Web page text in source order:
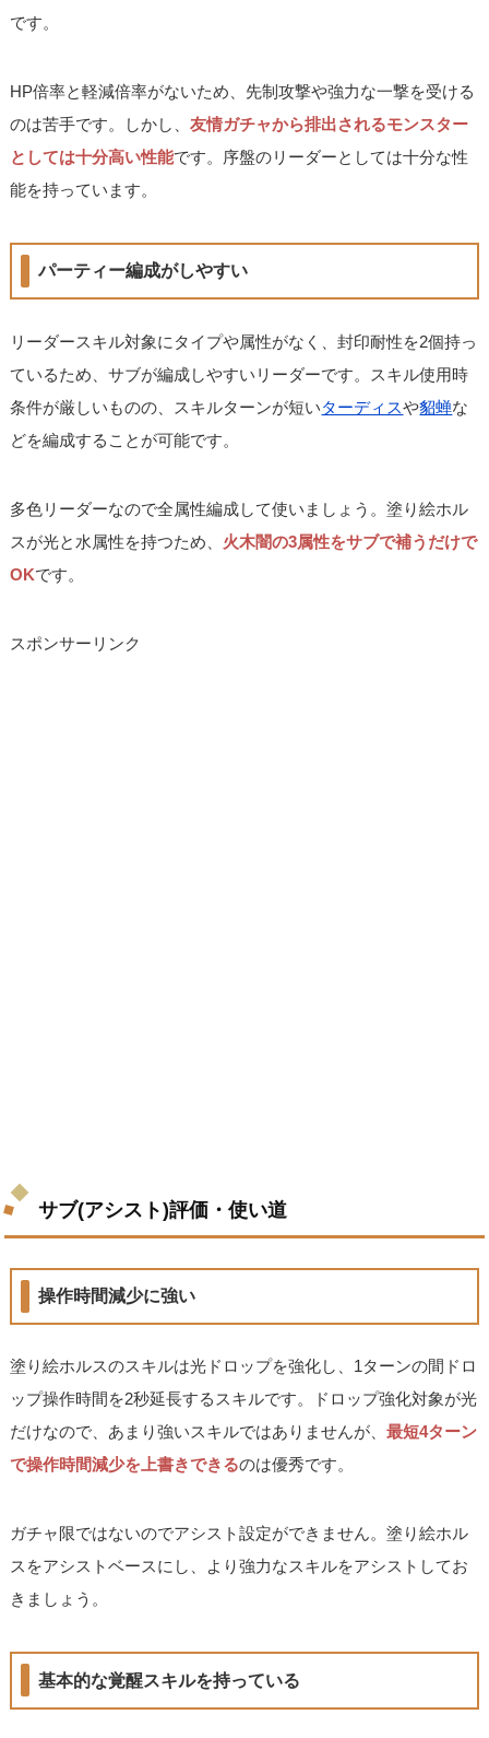
です。
HP倍率と軽減倍率がないため、先制攻撃や強力な一撃を受ける
のは苦手です。しかし、友情ガチャから排出されるモンスター
としては十分高い性能です。序盤のリーダーとしては十分な性
能を持っています。
パーティー編成がしやすい
リーダースキル対象にタイプや属性がなく、封印耐性を2個持っ
ているため、サブが編成しやすいリーダーです。スキル使用時
条件が厳しいものの、スキルターンが短いターディスや貂蝉な
どを編成することが可能です。
多色リーダーなので全属性編成して使いましょう。塗り絵ホル
スが光と水属性を持つため、 火木闇の3属性をサブで補うだけで
OKです。
スポンサーリンク
サブ(アシスト)評価・使い道
操作時間減少に強い
塗り絵ホルスのスキルは光ドロップを強化し、1ターンの間ドロ
ップ操作時間を2秒延長するスキルです。ドロップ強化対象が光
だけなので、あまり強いスキルではありませんが、最短4ターン
で操作時間減少を上書きできるのは優秀です。
ガチャ限ではないのでアシスト設定ができません。塗り絵ホル
スをアシストベースにし、より強力なスキルをアシストしてお
きましょう。
基本的な覚醒スキルを持っている